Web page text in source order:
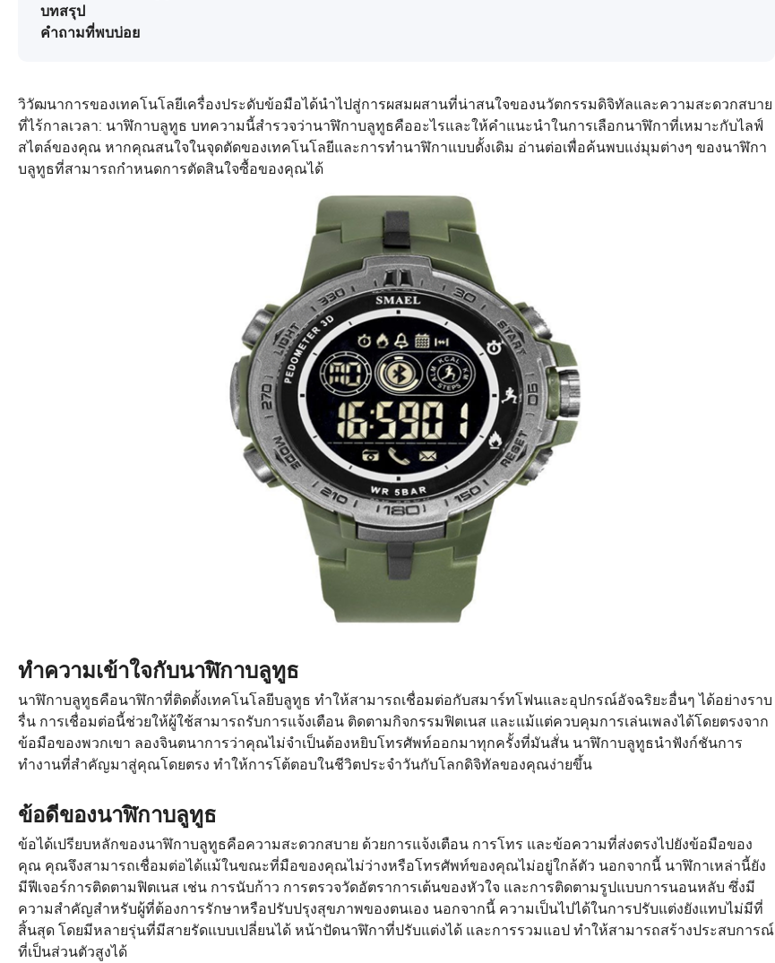
บทสรุป
คำถามที่พบบ่อย
วิวัฒนาการของเทคโนโลยีเครื่องประดับข้อมือได้นำไปสู่การผสมผสานที่น่าสนใจของนวัตกรรมดิจิทัลและความสะดวกสบาย
ที่ไร้กาลเวลา: นาฬิกาบลูทูธ บทความนี้สำรวจว่านาฬิกาบลูทูธคืออะไรและให้คำแนะนำในการเลือกนาฬิกาที่เหมาะกับไลฟ์
สไตล์ของคุณ หากคุณสนใจในจุดตัดของเทคโนโลยีและการทำนาฬิกาแบบดั้งเดิม อ่านต่อเพื่อค้นพบแง่มุมต่างๆ ของนาฬิกา
บลูทูธที่สามารถกำหนดการตัดสินใจซื้อของคุณได้
ทำความเข้าใจกับนาฬิกาบลูทูธ
นาฬิกาบลูทูธคือนาฬิกาที่ติดตั้งเทคโนโลยีบลูทูธ ทำให้สามารถเชื่อมต่อกับสมาร์ทโฟนและอุปกรณ์อัจฉริยะอื่นๆ ได้อย่างราบ
รื่น การเชื่อมต่อนี้ช่วยให้ผู้ใช้สามารถรับการแจ้งเตือน ติดตามกิจกรรมฟิตเนส และแม้แต่ควบคุมการเล่นเพลงได้โดยตรงจาก
ข้อมือของพวกเขา ลองจินตนาการว่าคุณไม่จำเป็นต้องหยิบโทรศัพท์ออกมาทุกครั้งที่มันสั่น นาฬิกาบลูทูธนำฟังก์ชันการ
ทำงานที่สำคัญมาสู่คุณโดยตรง ทำให้การโต้ตอบในชีวิตประจำวันกับโลกดิจิทัลของคุณง่ายขึ้น
ข้อดีของนาฬิกาบลูทูธ
ข้อได้เปรียบหลักของนาฬิกาบลูทูธคือความสะดวกสบาย ด้วยการแจ้งเตือน การโทร และข้อความที่ส่งตรงไปยังข้อมือของ
คุณ คุณจึงสามารถเชื่อมต่อได้แม้ในขณะที่มือของคุณไม่ว่างหรือโทรศัพท์ของคุณไม่อยู่ใกล้ตัว นอกจากนี้ นาฬิกาเหล่านี้ยัง
มีฟีเจอร์การติดตามฟิตเนส เช่น การนับก้าว การตรวจวัดอัตราการเต้นของหัวใจ และการติดตามรูปแบบการนอนหลับ ซึ่งมี
ความสำคัญสำหรับผู้ที่ต้องการรักษาหรือปรับปรุงสุขภาพของตนเอง นอกจากนี้ ความเป็นไปได้ในการปรับแต่งยังแทบไม่มีที่
สิ้นสุด โดยมีหลายรุ่นที่มีสายรัดแบบเปลี่ยนได้ หน้าปัดนาฬิกาที่ปรับแต่งได้ และการรวมแอป ทำให้สามารถสร้างประสบการณ์
ที่เป็นส่วนตัวสูงได้